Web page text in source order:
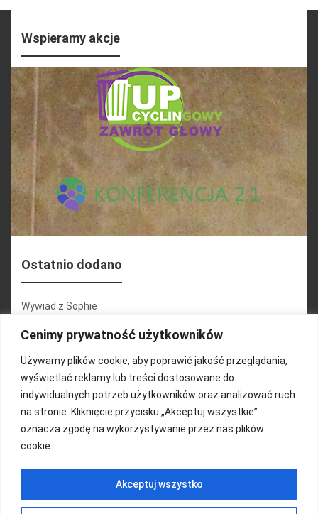
Cenimy prywatność użytkowników
Używamy plików cookie, aby poprawić jakość przeglądania,
wyświetlać reklamy lub treści dostosowane do
indywidualnych potrzeb użytkowników oraz analizować ruch
na stronie. Kliknięcie przycisku „Akceptuj wszystkie”
oznacza zgodę na wykorzystywanie przez nas plików
cookie.
Akceptuj wszystko
Wspieramy akcje
Ostatnio dodano
Wywiad z Sophie
Konferencja 2.1
Martyna Wojciechowska
Relacja zdjęciowa 25.09.2024r (cz.2)
Wywiady z uczestnikami
FUNDACJA KOLOROWO